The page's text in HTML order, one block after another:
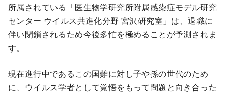
所属されている「医生物学研究所附属感染症モデル研究
センター ウイルス共進化分野 宮沢研究室」は、退職に
伴い閉鎖されるため今後多忙を極めることが予測されま
す。
現在進行中であるこの国難に対し子や孫の世代のため
に、ウイルス学者として覚悟をもって問題と向き合った